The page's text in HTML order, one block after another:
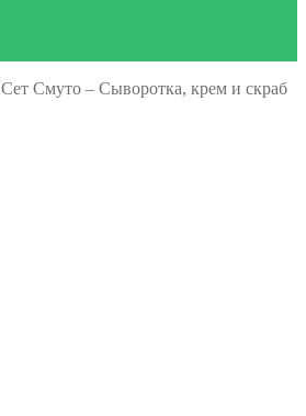
Сет Смуто – Сыворотка, крем и скраб